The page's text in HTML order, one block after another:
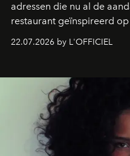
adressen die nu al de
restaurant geïnspireerd
zestig, een Japanse
verandert in een
neerstrijkt in Saint-Tropez.
die deze zomer de toon
zwoele nachten.
22.07.2026 by L'OFFICIEL